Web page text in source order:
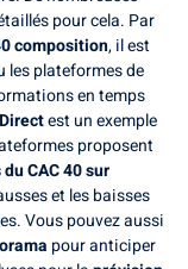
pour cela. Par
composition, il est
les plateformes de
en temps
est un exemple
proposent
CAC 40 sur
et les baisses
Vous pouvez aussi
pour anticiper